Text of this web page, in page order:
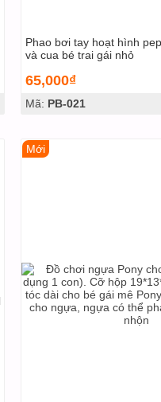
Phao bơi tay hoạt hình
và cua bé trai gái nhỏ
65,000₫
Mã: PB-021
Mới